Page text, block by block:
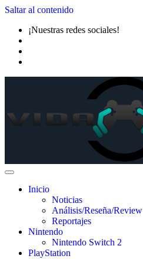
Saltar al contenido
¡Nuestras redes sociales!
Inicio
Noticias
Análisis/Reseña/Review
Reportajes
Nintendo
Nintendo Switch 2
PlayStation